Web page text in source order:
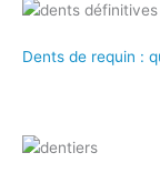
Dents de requin :